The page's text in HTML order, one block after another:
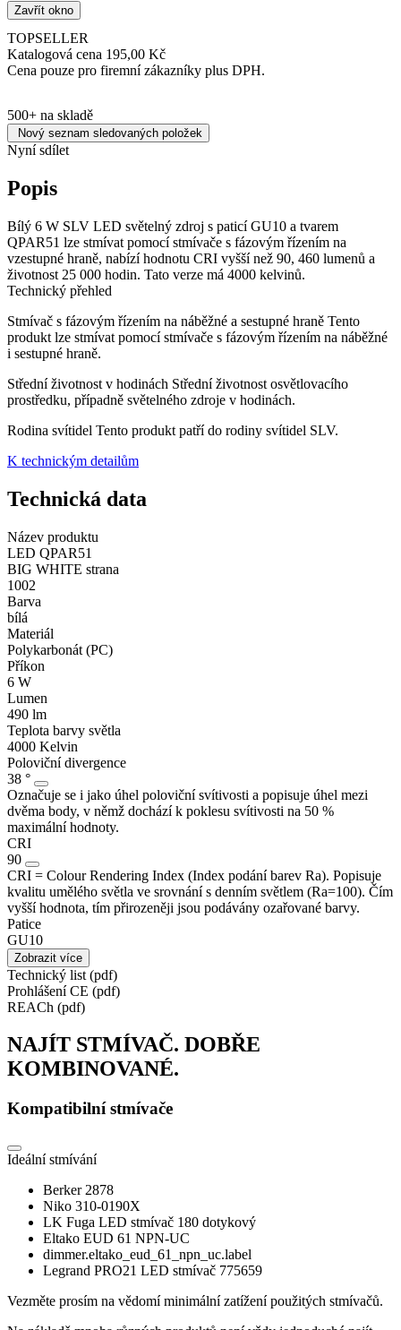
Zavřít okno
TOPSELLER
Katalogová cena 195,00 Kč
Cena pouze pro firemní zákazníky plus DPH.
500+ na skladě
Nový seznam sledovaných položek
Nyní sdílet
Popis
Bílý 6 W SLV LED světelný zdroj s paticí GU10 a tvarem
QPAR51 lze stmívat pomocí stmívače s fázovým řízením na
vzestupné hraně, nabízí hodnotu CRI vyšší než 90, 460 lumenů a
životnost 25 000 hodin. Tato verze má 4000 kelvinů.
Technický přehled
Stmívač s fázovým řízením na náběžné a sestupné hraně Tento
produkt lze stmívat pomocí stmívače s fázovým řízením na náběžné
i sestupné hraně.
Střední životnost v hodinách Střední životnost osvětlovacího
prostředku, případně světelného zdroje v hodinách.
Rodina svítidel Tento produkt patří do rodiny svítidel SLV.
K technickým detailům
Technická data
Název produktu
LED QPAR51
BIG WHITE strana
1002
Barva
bílá
Materiál
Polykarbonát (PC)
Příkon
6 W
Lumen
490 lm
Teplota barvy světla
4000 Kelvin
Poloviční divergence
38 °
Označuje se i jako úhel poloviční svítivosti a popisuje úhel mezi
dvěma body, v němž dochází k poklesu svítivosti na 50 %
maximální hodnoty.
CRI
90
CRI = Colour Rendering Index (Index podání barev Ra). Popisuje
kvalitu umělého světla ve srovnání s denním světlem (Ra=100). Čím
vyšší hodnota, tím přirozeněji jsou podávány ozařované barvy.
Patice
GU10
Zobrazit více
Technický list (pdf)
Prohlášení CE (pdf)
REACh (pdf)
NAJÍT STMÍVAČ. DOBŘE
KOMBINOVANÉ.
Kompatibilní stmívače
Ideální stmívání
Berker 2878
Niko 310-0190X
LK Fuga LED stmívač 180 dotykový
Eltako EUD 61 NPN-UC
dimmer.eltako_eud_61_npn_uc.label
Legrand PRO21 LED stmívač 775659
Vezměte prosím na vědomí minimální zatížení použitých stmívačů.